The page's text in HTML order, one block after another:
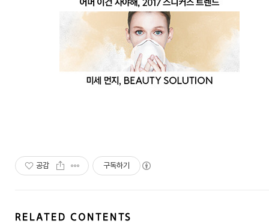
공감 구독하기
RELATED CONTENTS